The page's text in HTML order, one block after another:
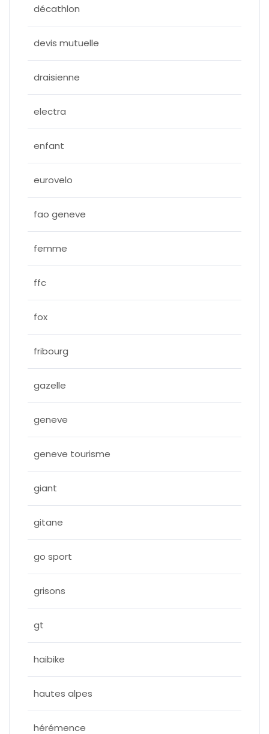
décathlon
devis mutuelle
draisienne
electra
enfant
eurovelo
fao geneve
femme
ffc
fox
fribourg
gazelle
geneve
geneve tourisme
giant
gitane
go sport
grisons
gt
haibike
hautes alpes
hérémence